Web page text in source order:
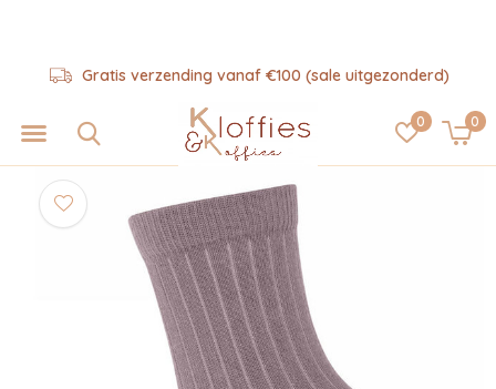
0 0
Gratis verzending vanaf €100 (sale uitgezonderd)